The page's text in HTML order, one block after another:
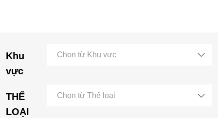
Khu
vực
Chọn từ Khu vực
THỂ
LOẠI
Chọn từ Thể loại